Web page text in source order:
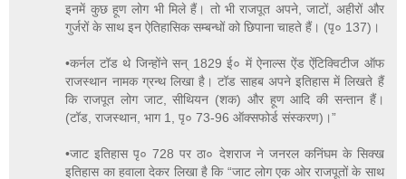
इनमें कुछ हूण लोग भी मिले हैं। तो भी राजपूत अपने, जाटों, अहीरों और
गुर्जरों के साथ इन ऐतिहासिक सम्बन्धों को छिपाना चाहते हैं। (पृ० 137)।
•कर्नल टॉड थे जिन्होंने सन् 1829 ई० में ऐनाल्स ऐंड ऐंटिक्विटीज ऑफ
राजस्थान नामक ग्रन्थ लिखा है। टॉड साहब अपने इतिहास में लिखते हैं
कि राजपूत लोग जाट, सीथियन (शक) और हूण आदि की सन्तान हैं।
(टॉड, राजस्थान, भाग 1, पृ० 73-96 ऑक्सफोर्ड संस्करण)।”
•जाट इतिहास पृ० 728 पर ठा० देशराज ने जनरल कनिंघम के सिक्ख
इतिहास का हवाला देकर लिखा है कि “जाट लोग एक ओर राजपूतों के साथ